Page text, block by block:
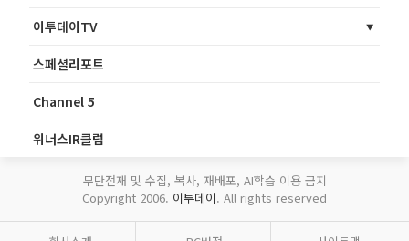
이투데이TV
스페셜리포트
Channel 5
위너스IR클럽
무단전재 및 수집, 복사, 재배포, AI학습 이용 금지
Copyright 2006. 이투데이. All rights reserved